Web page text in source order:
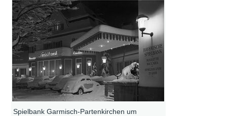
Spielbank Garmisch-Partenkirchen um